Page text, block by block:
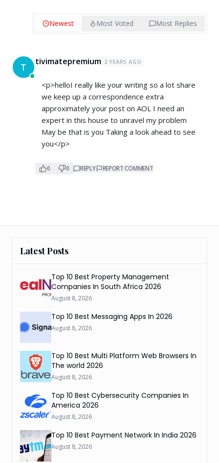
Newest Most Voted Most Replies
T tivimatepremium 2 YEARS AGO
<p>helloI really like your writing so a lot share
we keep up a correspondence extra
approximately your post on AOL I need an
expert in this house to unravel my problem
May be that is you Taking a look ahead to see
you</p>
0 0 REPLY REPORT COMMENT
Latest Posts
Top 10 Best Property Management
Companies In South Africa 2026
August 8, 2026
Top 10 Best Messaging Apps In 2026
August 8, 2026
Top 10 Best Multi Platform Web Browsers In
The world 2026
August 8, 2026
Top 10 Best Cybersecurity Companies In
America 2026
August 8, 2026
Top 10 Best Payment Network In India 2026
August 8, 2026